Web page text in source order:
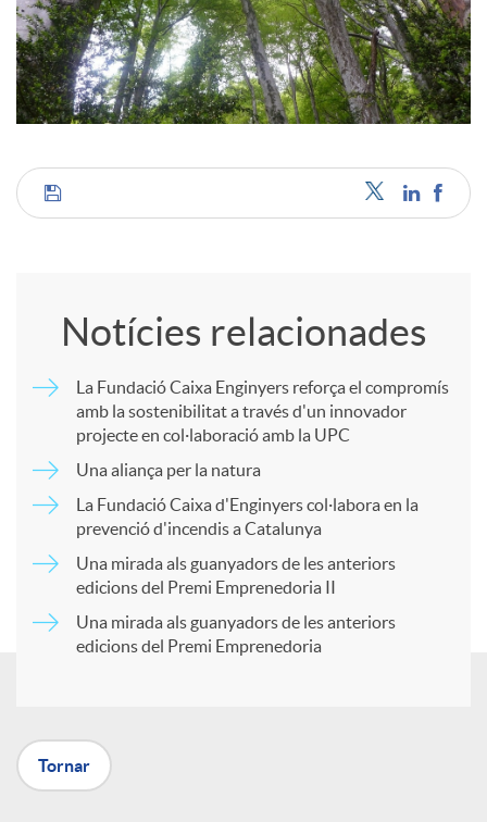
e
c
o
g
s
C
m
a
r
t
r
Notícies relacionades
La Fundació Caixa Enginyers reforça el compromís
amb la sostenibilitat a través d'un innovador
projecte en col·laboració amb la UPC
Una aliança per la natura
La Fundació Caixa d'Enginyers col·labora en la
prevenció d'incendis a Catalunya
Una mirada als guanyadors de les anteriors
edicions del Premi Emprenedoria II
Una mirada als guanyadors de les anteriors
edicions del Premi Emprenedoria
Tornar